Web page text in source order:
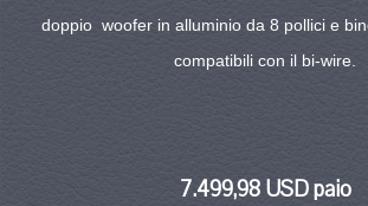
doppio woofer in alluminio da 8 pollici e
compatibili con il bi-wire.
7.499,98 USD paio